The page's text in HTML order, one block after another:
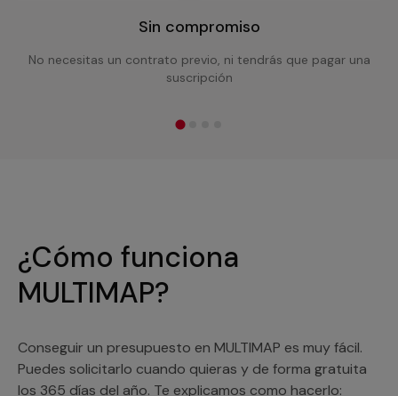
Sin compromiso
No necesitas un contrato previo, ni tendrás que pagar una
suscripción
¿Cómo funciona
MULTIMAP?
Conseguir un presupuesto en MULTIMAP es muy fácil.
Puedes solicitarlo cuando quieras y de forma gratuita
los 365 días del año. Te explicamos como hacerlo: